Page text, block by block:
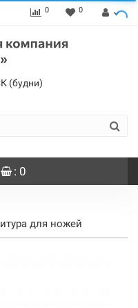
0 0
(будни)
: 0
для ножей